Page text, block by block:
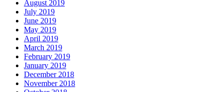
August 2019
July 2019
June 2019
May 2019
April 2019
March 2019
February 2019
January 2019
December 2018
November 2018